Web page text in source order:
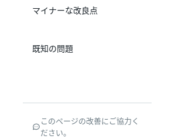
マイナーな改良点
既知の問題
このページの改善にご協力く
ださい。